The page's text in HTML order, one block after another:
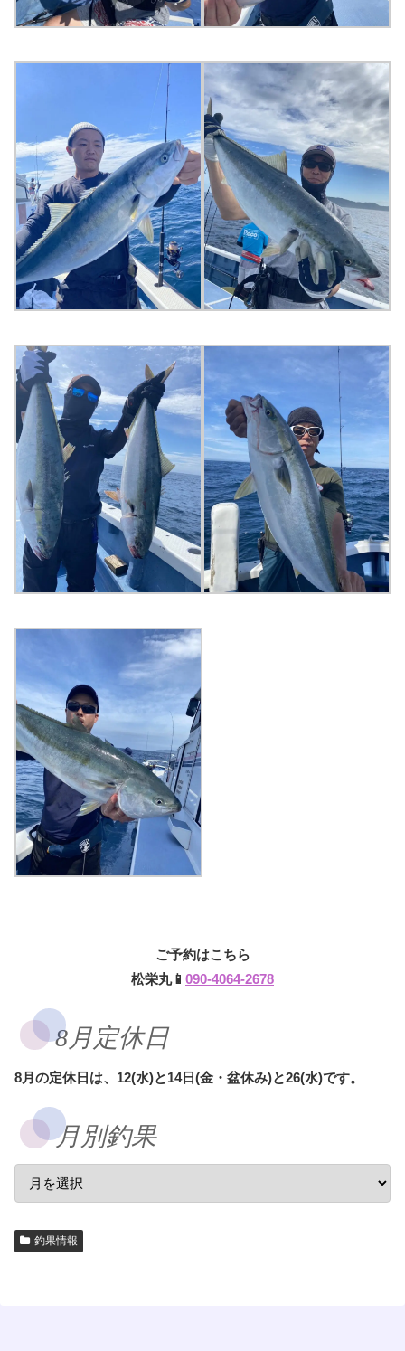
ご予約はこちら
松栄丸📱 090-4064-2678
8月定休日
8月の定休日は、12(水)と14日(金・盆休み)と26(水)です。
月別釣果
釣果情報